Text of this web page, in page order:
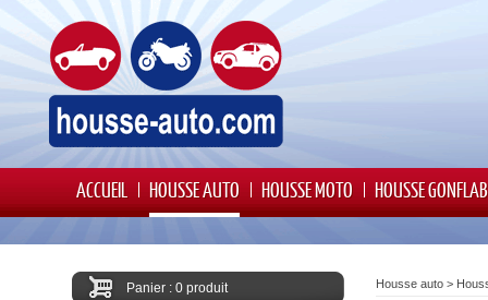
ACCUEIL HOUSSE AUTO HOUSSE MOTO HOUSSE
Housse auto >
Panier : 0 produit